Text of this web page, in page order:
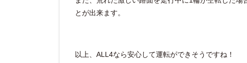
とが出来ます。
以上、ALL4なら安心して運転ができそうですね！